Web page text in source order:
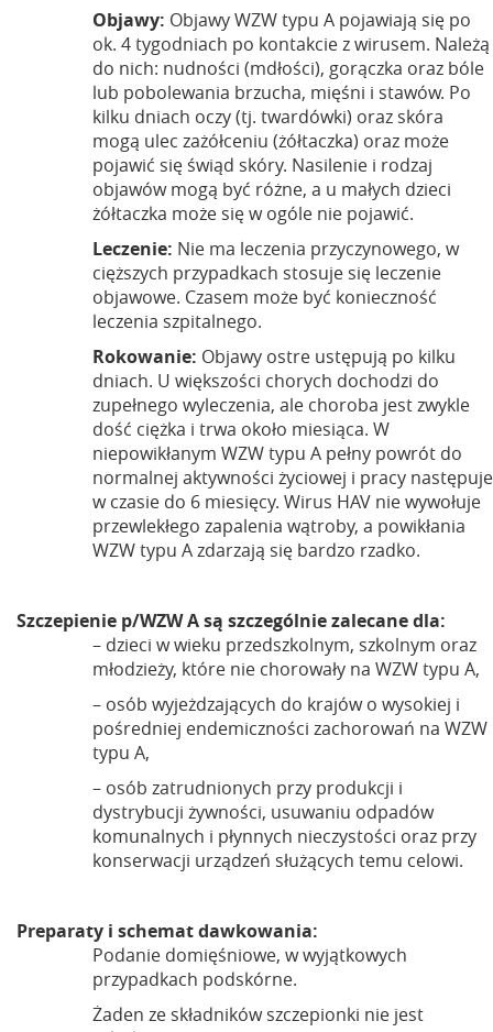
Objawy: Objawy WZW typu A pojawiają się po
ok. 4 tygodniach po kontakcie z wirusem. Należą
do nich: nudności (mdłości), gorączka oraz bóle
lub pobolewania brzucha, mięśni i stawów. Po
kilku dniach oczy (tj. twardówki) oraz skóra
mogą ulec zażółceniu (żółtaczka) oraz może
pojawić się świąd skóry. Nasilenie i rodzaj
objawów mogą być różne, a u małych dzieci
żółtaczka może się w ogóle nie pojawić.
Leczenie: Nie ma leczenia przyczynowego, w
cięższych przypadkach stosuje się leczenie
objawowe. Czasem może być konieczność
leczenia szpitalnego.
Rokowanie: Objawy ostre ustępują po kilku
dniach. U większości chorych dochodzi do
zupełnego wyleczenia, ale choroba jest zwykle
dość ciężka i trwa około miesiąca. W
niepowikłanym WZW typu A pełny powrót do
normalnej aktywności życiowej i pracy następuje
w czasie do 6 miesięcy. Wirus HAV nie wywołuje
przewlekłego zapalenia wątroby, a powikłania
WZW typu A zdarzają się bardzo rzadko.
Szczepienie p/WZW A są szczególnie zalecane dla:
– dzieci w wieku przedszkolnym, szkolnym oraz
młodzieży, które nie chorowały na WZW typu A,
– osób wyjeżdzających do krajów o wysokiej i
pośredniej endemiczności zachorowań na WZW
typu A,
– osób zatrudnionych przy produkcji i
dystrybucji żywności, usuwaniu odpadów
komunalnych i płynnych nieczystości oraz przy
konserwacji urządzeń służących temu celowi.
Preparaty i schemat dawkowania:
Podanie domięśniowe, w wyjątkowych
przypadkach podskórne.
Żaden ze składników szczepionki nie jest